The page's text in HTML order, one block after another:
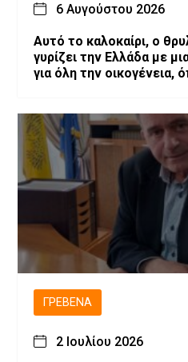
6 Αυγούστου 2026
Αυτό το καλοκαίρι, ο
γυρίζει την Ελλάδα με
για όλη την οικογένεια, όπου το τέλος το
ΓΡΕΒΕΝΆ
2 Ιουλίου 2026